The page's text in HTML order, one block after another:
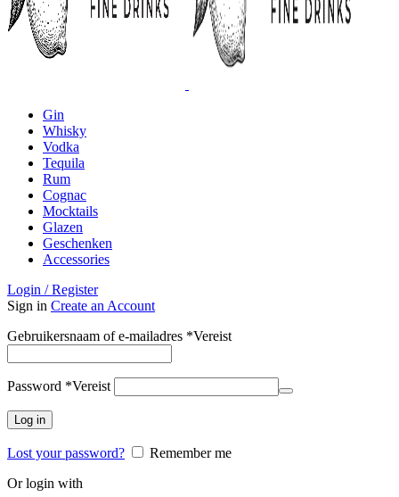
Gin
Whisky
Vodka
Tequila
Rum
Cognac
Mocktails
Glazen
Geschenken
Accessories
Login / Register
Sign in Create an Account
Gebruikersnaam of e-mailadres *Vereist
Password *Vereist
Log in
Lost your password?
Remember me
Or login with